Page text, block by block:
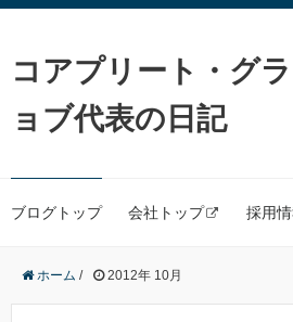
コアプリート・グ
ョブ代表の日記
ブログトップ 会社トップ 採用
ホーム / 2012年 10月